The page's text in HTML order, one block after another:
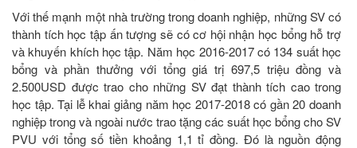
Với thế mạnh một nhà trường trong doanh nghiệp, những SV có
thành tích học tập ấn tượng sẽ có cơ hội nhận học bổng hỗ trợ
và khuyến khích học tập. Năm học 2016-2017 có 134 suất học
bổng và phần thưởng với tổng giá trị 697,5 triệu đồng và
2.500USD được trao cho những SV đạt thành tích cao trong
học tập. Tại lễ khai giảng năm học 2017-2018 có gần 20 doanh
nghiệp trong và ngoài nước trao tặng các suất học bổng cho SV
PVU với tổng số tiền khoảng 1,1 tỉ đồng. Đó là nguồn động